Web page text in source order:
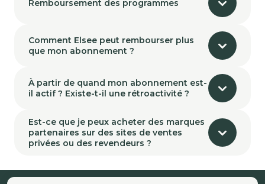
Remboursement des programmes
Comment Elsee peut rembourser plus
que mon abonnement ?
À partir de quand mon abonnement est-
il actif ? Existe-t-il une rétroactivité ?
Est-ce que je peux acheter des marques
partenaires sur des sites de ventes
privées ou des revendeurs ?